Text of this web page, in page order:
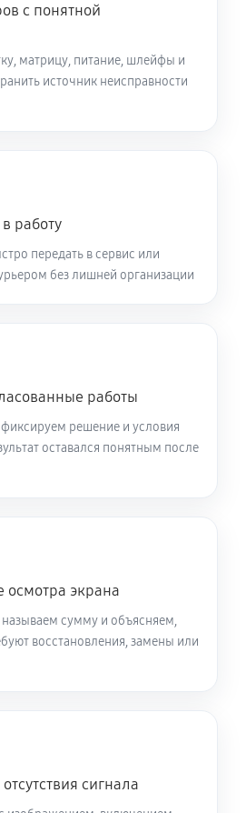
с понятной
матрицу, питание, шлейфы и
источник неисправности
работу
передать в сервис или
без лишней организации
работы
решение и условия
оставался понятным после
осмотра экрана
называем сумму и объясняем,
восстановления, замены или
сигнала